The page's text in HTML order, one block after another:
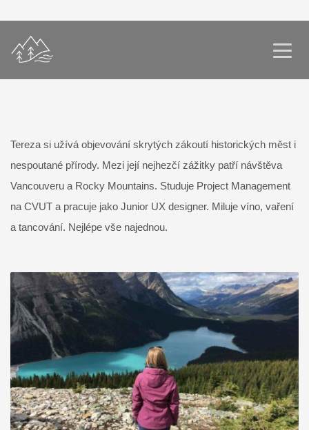
Tereza si užívá objevování skrytých zákoutí historických měst i
nespoutané přírody. Mezi její nejhezčí zážitky patří návštěva
Vancouveru a Rocky Mountains. Studuje Project Management
na CVUT a pracuje jako Junior UX designer. Miluje víno, vaření
a tancování. Nejlépe vše najednou.